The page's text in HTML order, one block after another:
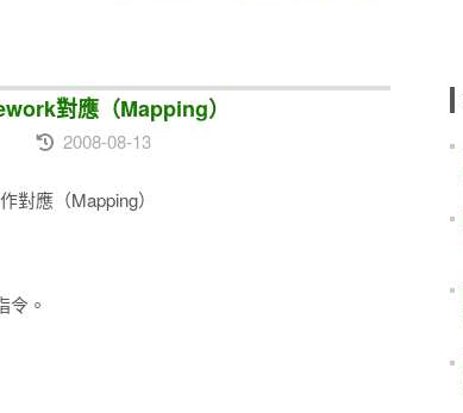
對應（Mapping）
2008-08-13
對應（Mapping）
令。